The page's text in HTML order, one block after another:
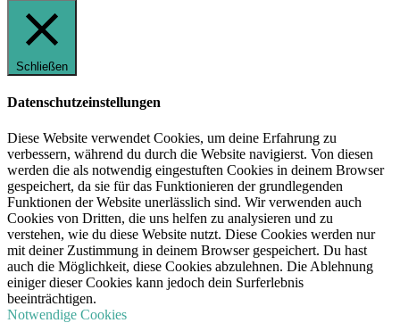
Schließen
Datenschutzeinstellungen
Diese Website verwendet Cookies, um deine Erfahrung zu
verbessern, während du durch die Website navigierst. Von diesen
werden die als notwendig eingestuften Cookies in deinem Browser
gespeichert, da sie für das Funktionieren der grundlegenden
Funktionen der Website unerlässlich sind. Wir verwenden auch
Cookies von Dritten, die uns helfen zu analysieren und zu
verstehen, wie du diese Website nutzt. Diese Cookies werden nur
mit deiner Zustimmung in deinem Browser gespeichert. Du hast
auch die Möglichkeit, diese Cookies abzulehnen. Die Ablehnung
einiger dieser Cookies kann jedoch dein Surferlebnis
beeinträchtigen.
Notwendige Cookies